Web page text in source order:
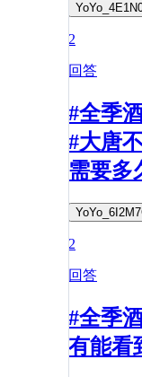
2
回答
#全季
#大唐
需要多
2
回答
#全季
有能看